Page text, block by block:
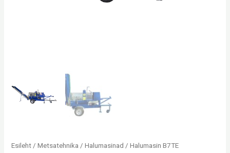
Esileht /Metsatehnika /Halumasinad / Halumasin B7TE